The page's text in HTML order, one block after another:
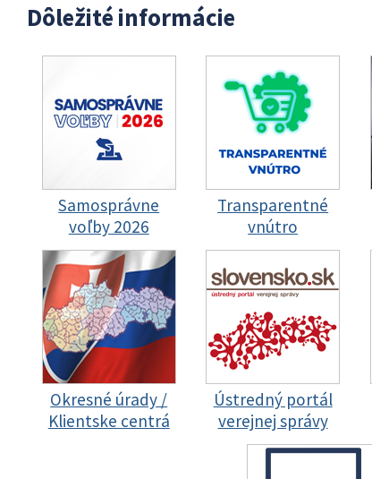
Dôležité informácie
Samosprávne
voľby 2026
Transparentné
vnútro
Okresné úrady /
Klientske centrá
Ústredný portál
verejnej správy